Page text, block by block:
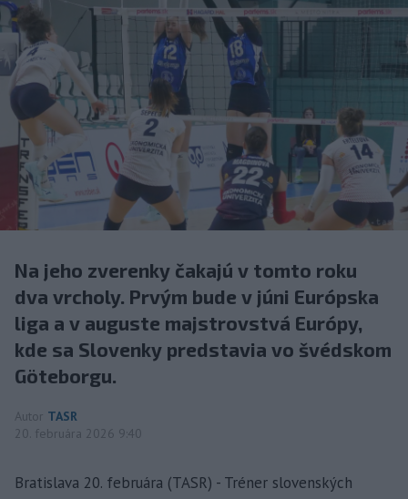
Na jeho zverenky čakajú v tomto roku
dva vrcholy. Prvým bude v júni Európska
liga a v auguste majstrovstvá Európy,
kde sa Slovenky predstavia vo švédskom
Göteborgu.
Autor TASR
20. februára 2026 9:40
Bratislava 20. februára (TASR) - Tréner slovenských